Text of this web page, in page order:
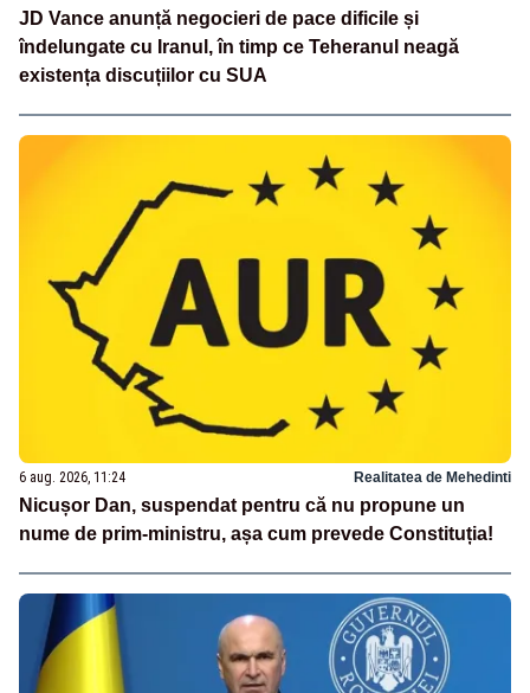
JD Vance anunță negocieri de pace dificile și
îndelungate cu Iranul, în timp ce Teheranul neagă
existența discuțiilor cu SUA
6 aug. 2026, 11:24 Realitatea de Mehedinti
Nicușor Dan, suspendat pentru că nu propune un
nume de prim-ministru, așa cum prevede Constituția!